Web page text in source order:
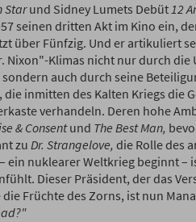
Starund Sidney Lumets Debüt12
seinen dritten Akt im Kino ein,
über Fünfzig. Und er artikuliert
Nixon"-Klimas nicht nur durch
auch durch seine
inmitten des Kalten Kriegs die
verhandeln. Deren hohe
& Consentund The Best Man,
zuDr. Strangelove, die Rolle des
nuklearer Weltkrieg beginnt –
Dieser Präsident, der das
Früchte des Zorns, ist nun